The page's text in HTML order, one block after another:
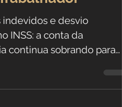
do INSS e a
Sempre Sobra
e desvio
INSS: a conta da